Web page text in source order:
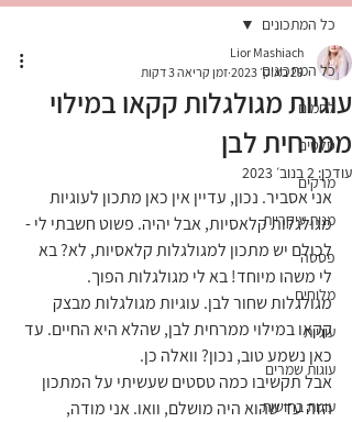
כל המתכונים
לחמים
סלטים
מרקים
מנות עיקריות
פסטה
מלוחים
עוגיות
עוגות שמרים
עוגות בחושות
כל המתכונים
עוגיות מגולגלות קקאו במילוי
ממרחית לבן
Lior Mashiach
29 באוק׳ 2023
זמן קריאה 3 דקות
עודכן: 2 בנוב׳ 2023
אני אסביר. נכון, עדיין אין כאן מתכון לעוגיות
מגולגלות קלאסיות, אבל יהיה. פשוט חשבתי לי -
לכולם יש מתכון למגולגלות קלאסיות, לא? בא
לי משהו מיוחד! בא לי מגולגלות הפוך.
מגולגלות שחור לבן. עוגיות מגולגלות מבצק
קקאו במילוי ממרחית לבן, שהלא היא החיים. עד
כאן נשמע טוב, נכון? וואלה כן.
אבל תקשיבו כמה טסטים שעשיתי על המתכון
הזה עד שהוא היה מושלם, וואו. אני מודה,